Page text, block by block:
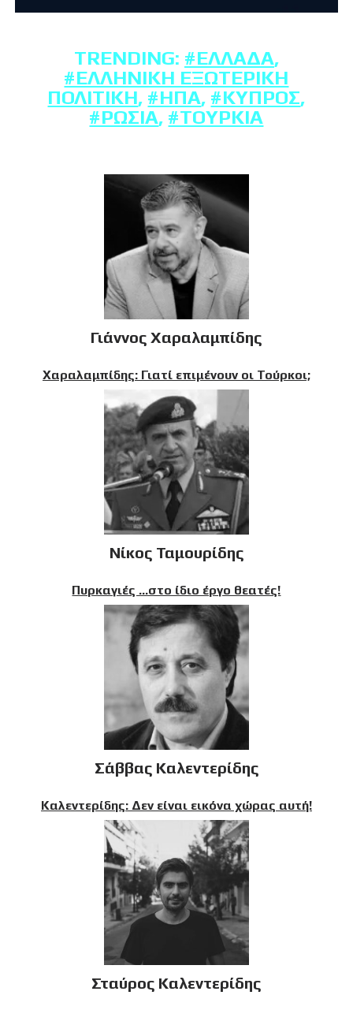
TRENDING: #ΕΛΛΆΔΑ,
#ΕΛΛΗΝΙΚΉ ΕΞΩΤΕΡΙΚΉ
ΠΟΛΙΤΙΚΉ, #ΗΠΑ, #ΚΎΠΡΟΣ,
#ΡΩΣΊΑ, #ΤΟΥΡΚΊΑ
Γιάννος Χαραλαμπίδης
Χαραλαμπίδης: Γιατί επιμένουν οι Τούρκοι;
Νίκος Ταμουρίδης
Πυρκαγιές …στο ίδιο έργο θεατές!
Σάββας Καλεντερίδης
Καλεντερίδης: Δεν είναι εικόνα χώρας αυτή!
Σταύρος Καλεντερίδης